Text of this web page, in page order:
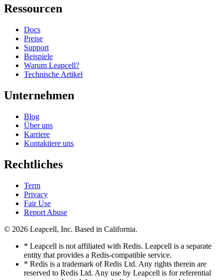
Ressourcen
Docs
Preise
Support
Beispiele
Warum Leapcell?
Technische Artikel
Unternehmen
Blog
Über uns
Karriere
Kontaktiere uns
Rechtliches
Term
Privacy
Fair Use
Report Abuse
© 2026 Leapcell, Inc. Based in California.
* Leapcell is not affiliated with Redis. Leapcell is a separate
entity that provides a Redis-compatible service.
* Redis is a trademark of Redis Ltd. Any rights therein are
reserved to Redis Ltd. Any use by Leapcell is for referential